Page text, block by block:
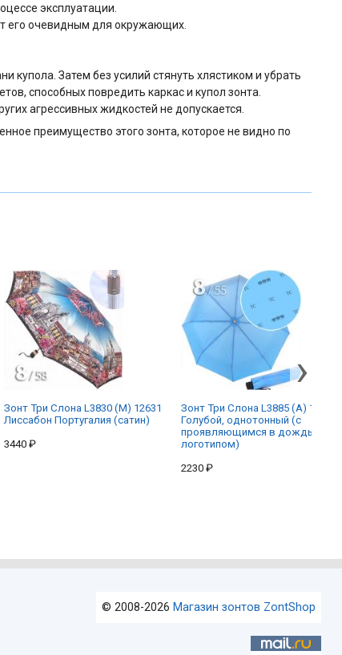
эксплуатации.
его очевидным для окружающих.
купола. Затем без усилий стянуть хлястиком и убрать
способных повредить каркас и купол зонта.
агрессивных жидкостей не допускается.
преимущество этого зонта, которое не видно по
Зонт Три Слона L3830 (M) 12631
Лиссабон Португалия (сатин)
3440 ₽
Зонт Три Слона L3885 (A) 12901
Голубой, однотонный (с
проявляющимся в дождь
логотипом)
2230 ₽
›
© 2008-2026Магазин зонтов ZontShop